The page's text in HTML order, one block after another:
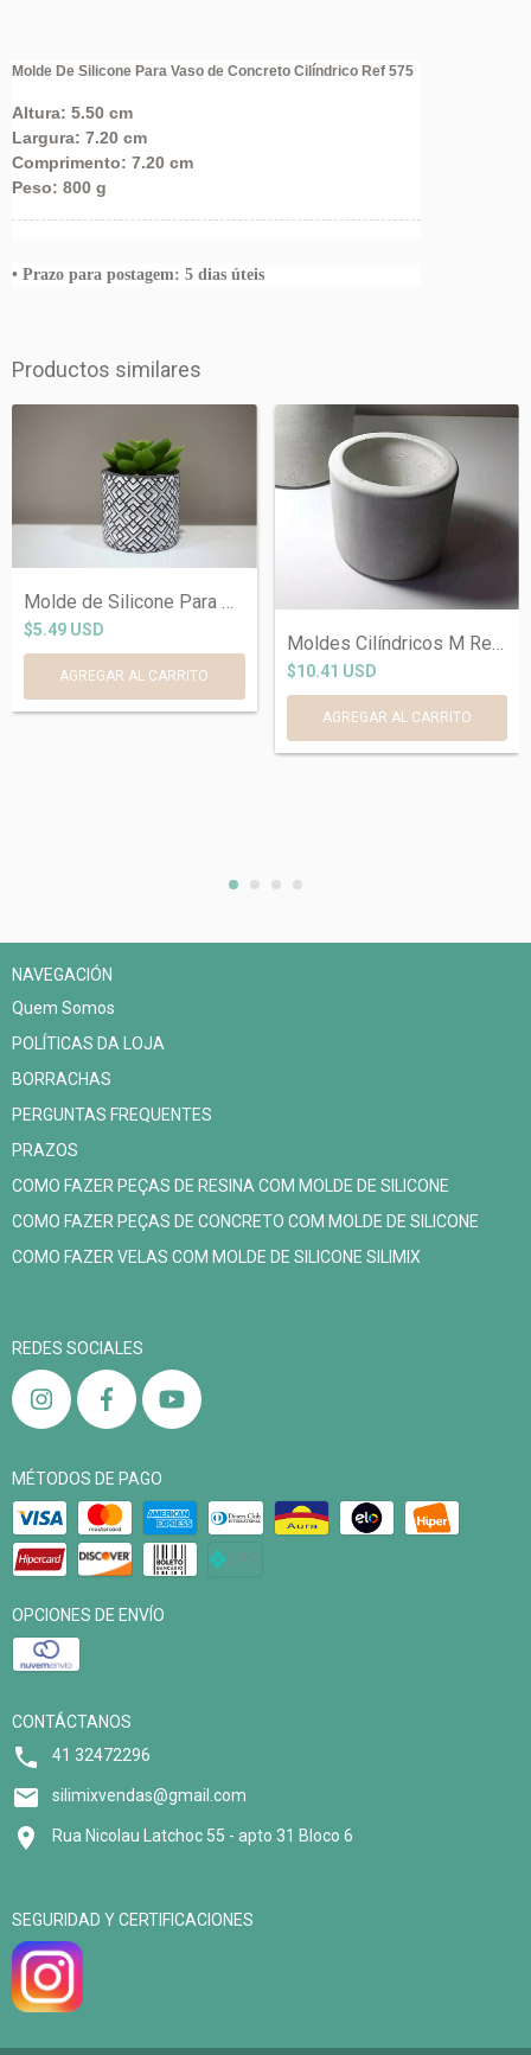
Molde De Silicone Para Vaso de Concreto Cilíndrico Ref 575
Altura: 5.50 cm
Largura: 7.20 cm
Comprimento: 7.20 cm
Peso: 800 g
• Prazo para postagem: 5 dias úteis
Productos similares
$5.49 USD
Moldes Cilíndricos M Ref701
$10.41 USD
NAVEGACIÓN
Quem Somos
POLÍTICAS DA LOJA
BORRACHAS
PERGUNTAS FREQUENTES
PRAZOS
COMO FAZER PEÇAS DE RESINA COM MOLDE DE SILICONE
COMO FAZER PEÇAS DE CONCRETO COM MOLDE DE SILICONE
COMO FAZER VELAS COM MOLDE DE SILICONE SILIMIX
REDES SOCIALES
MÉTODOS DE PAGO
OPCIONES DE ENVÍO
CONTÁCTANOS
41 32472296
silimixvendas@gmail.com
Rua Nicolau Latchoc 55 - apto 31 Bloco 6
SEGURIDAD Y CERTIFICACIONES